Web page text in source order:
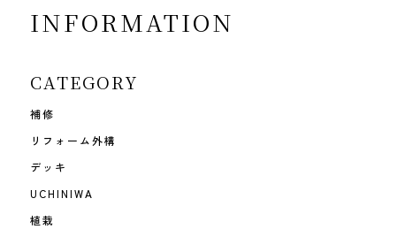
INFORMATION
CATEGORY
補修
リフォーム外構
デッキ
UCHINIWA
植栽